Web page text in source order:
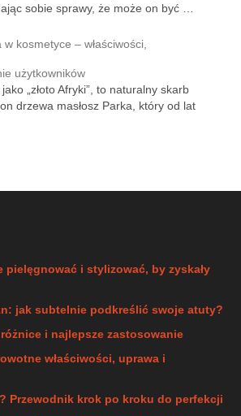
sobie sprawy, że może on być …
w kosmetyce – właściwości,
użytkowników
„złoto Afryki”, to naturalny skarb
drzewa masłosz Parka, który od lat
pielęgnować i stylizować, by zyskały
jak subtelnie podkreślić swoje atuty?
i najlepsze zastosowanie
właściwości, uprawa i
Przewodnik krok po kroku do perfekcji